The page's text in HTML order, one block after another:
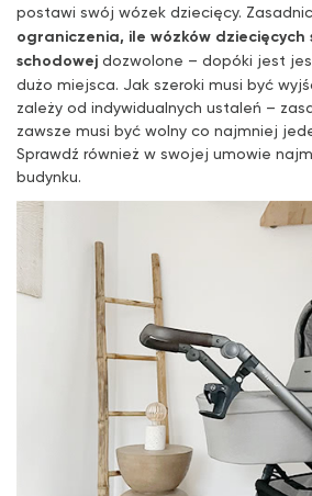
postawi swój wózek dziecięcy.
ograniczenia, ile wózków
schodowej dozwolone – dopóki jest
dużo miejsca. Jak szeroki musi być
zależy od indywidualnych ustaleń –
zawsze musi być wolny co najmniej
Sprawdź również w swojej umowie
budynku.